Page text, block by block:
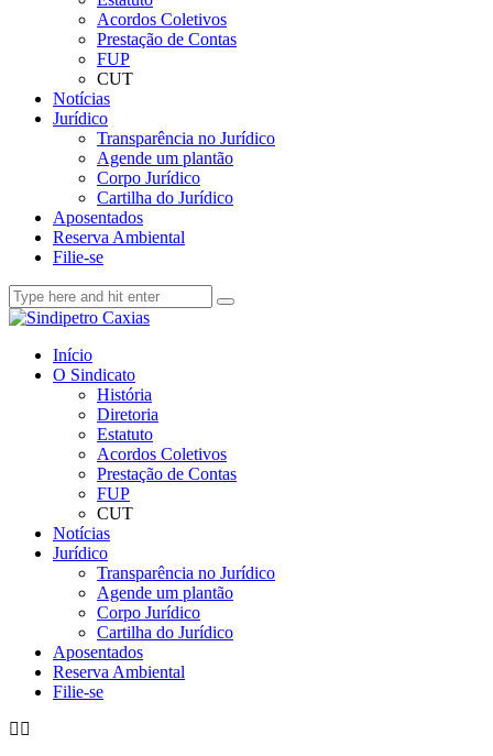
Acordos Coletivos
Prestação de Contas
FUP
CUT
Notícias
Jurídico
Transparência no Jurídico
Agende um plantão
Corpo Jurídico
Cartilha do Jurídico
Aposentados
Reserva Ambiental
Filie-se
Início
O Sindicato
História
Diretoria
Estatuto
Acordos Coletivos
Prestação de Contas
FUP
CUT
Notícias
Jurídico
Transparência no Jurídico
Agende um plantão
Corpo Jurídico
Cartilha do Jurídico
Aposentados
Reserva Ambiental
Filie-se